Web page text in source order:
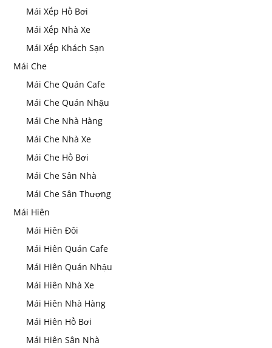
Mái Xếp Hồ Bơi
Mái Xếp Nhà Xe
Mái Xếp Khách Sạn
Mái Che
Mái Che Quán Cafe
Mái Che Quán Nhậu
Mái Che Nhà Hàng
Mái Che Nhà Xe
Mái Che Hồ Bơi
Mái Che Sân Nhà
Mái Che Sân Thượng
Mái Hiên
Mái Hiên Đôi
Mái Hiên Quán Cafe
Mái Hiên Quán Nhậu
Mái Hiên Nhà Xe
Mái Hiên Nhà Hàng
Mái Hiên Hồ Bơi
Mái Hiên Sân Nhà